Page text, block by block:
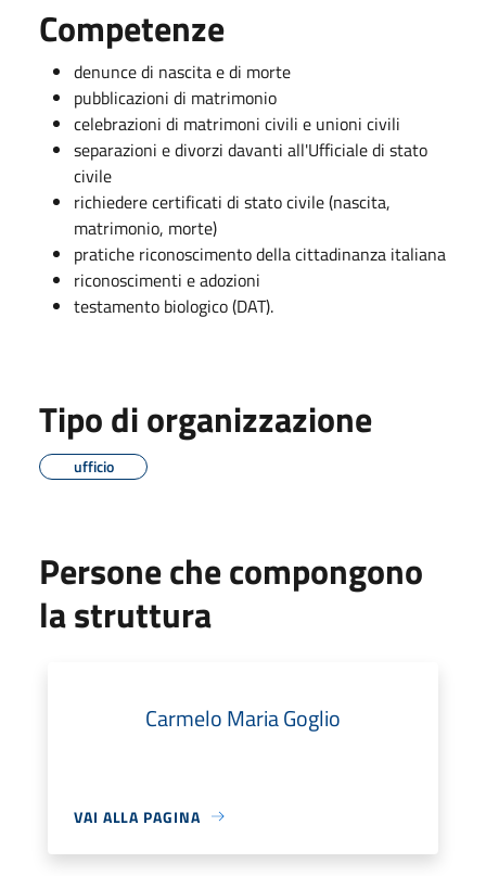
Competenze
denunce di nascita e di morte
pubblicazioni di matrimonio
celebrazioni di matrimoni civili e unioni civili
separazioni e divorzi davanti all'Ufficiale di stato
civile
richiedere certificati di stato civile (nascita,
matrimonio, morte)
pratiche riconoscimento della cittadinanza italiana
riconoscimenti e adozioni
testamento biologico (DAT).
Tipo di organizzazione
ufficio
Persone che compongono
la struttura
Carmelo Maria Goglio
VAI ALLA PAGINA